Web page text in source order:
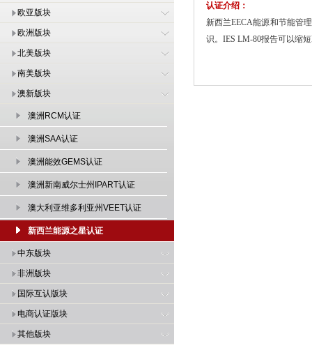
欧亚版块
欧洲版块
北美版块
南美版块
澳新版块
澳洲RCM认证
澳洲SAA认证
澳洲能效GEMS认证
澳洲新南威尔士州IPART认证
澳大利亚维多利亚州VEET认证
新西兰能源之星认证
中东版块
非洲版块
国际互认版块
电商认证版块
其他版块
认证介绍：
新西兰EECA能源和节能管
识。IES LM-80报告可以缩